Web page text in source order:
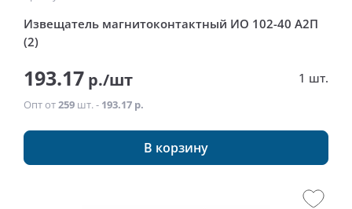
Извещатель магнитоконтактный ИО 102-40 А2П
(2)
193.17 р./шт 1 шт.
Опт от259 шт. - 193.17 р.
В корзину